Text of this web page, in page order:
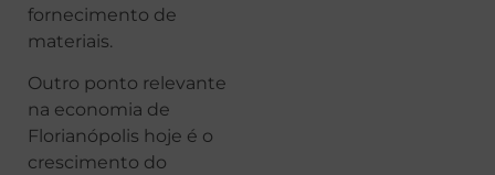
fornecimento de
materiais.
Outro ponto relevante
na economia de
Florianópolis hoje é o
crescimento do